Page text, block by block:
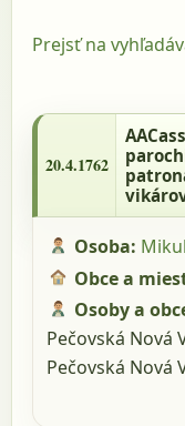
Prejsť na
parochialia,
Nová Ves,
generál.
20.4.1762
AACass
Osoba:
Obce a
Osoby a
Pečovská Nová
Pečovská Nová